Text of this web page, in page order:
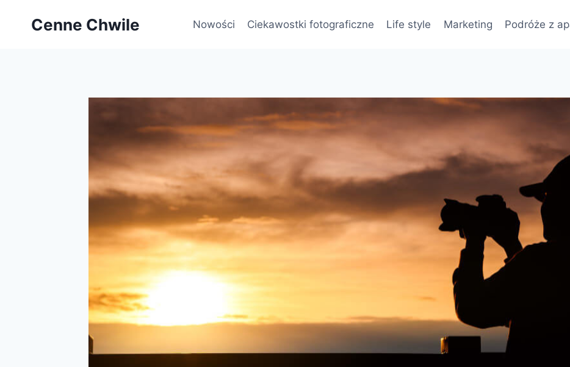
Cenne Chwile Nowości Ciekawostki fotograficzne Life style Marketing Podróże z